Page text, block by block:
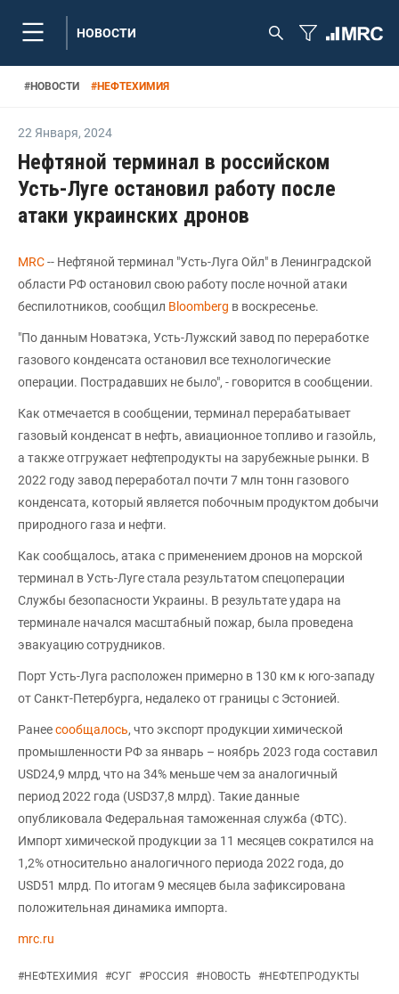
НОВОСТИ
#НОВОСТИ #НЕФТЕХИМИЯ
22 Января, 2024
Нефтяной терминал в российском
Усть-Луге остановил работу после
атаки украинских дронов
MRC-- Нефтяной терминал "Усть-Луга Ойл" в Ленинградской
области РФ остановил свою работу после ночной атаки
беспилотников, сообщил Bloomberg в воскресенье.
"По данным Новатэка, Усть-Лужский завод по переработке
газового конденсата остановил все технологические
операции. Пострадавших не было", - говорится в сообщении.
Как отмечается в сообщении, терминал перерабатывает
газовый конденсат в нефть, авиационное топливо и газойль,
а также отгружает нефтепродукты на зарубежные рынки. В
2022 году завод переработал почти 7 млн тонн газового
конденсата, который является побочным продуктом добычи
природного газа и нефти.
Как сообщалось, атака с применением дронов на морской
терминал в Усть-Луге стала результатом спецоперации
Службы безопасности Украины. В результате удара на
терминале начался масштабный пожар, была проведена
эвакуацию сотрудников.
Порт Усть-Луга расположен примерно в 130 км к юго-западу
от Санкт-Петербурга, недалеко от границы с Эстонией.
Ранеесообщалось, что экспорт продукции химической
промышленности РФ за январь – ноябрь 2023 года составил
USD24,9 млрд, что на 34% меньше чем за аналогичный
период 2022 года (USD37,8 млрд). Такие данные
опубликовала Федеральная таможенная служба (ФТС).
Импорт химической продукции за 11 месяцев сократился на
1,2% относительно аналогичного периода 2022 года, до
USD51 млрд. По итогам 9 месяцев была зафиксирована
положительная динамика импорта.
mrc.ru
#НЕФТЕХИМИЯ #СУГ #РОССИЯ #НОВОСТЬ #НЕФТЕПРОДУКТЫ